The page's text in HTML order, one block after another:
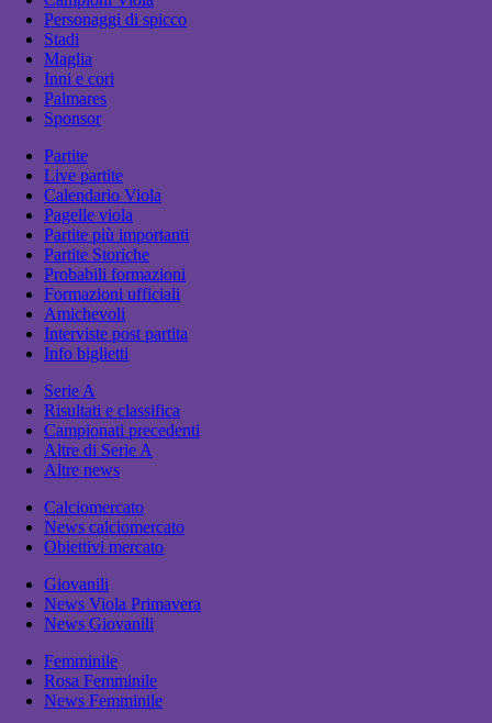
Personaggi di spicco
Stadi
Maglia
Inni e cori
Palmares
Sponsor
Partite
Live partite
Calendario Viola
Pagelle viola
Partite più importanti
Partite Storiche
Probabili formazioni
Formazioni ufficiali
Amichevoli
Interviste post partita
Info biglietti
Serie A
Risultati e classifica
Campionati precedenti
Altre di Serie A
Altre news
Calciomercato
News calciomercato
Obiettivi mercato
Giovanili
News Viola Primavera
News Giovanili
Femminile
Rosa Femminile
News Femminile